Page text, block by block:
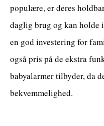
populære, er deres
daglig brug og kan holde
en god investering for
også pris på de ekstra
babyalarmer tilbyder, da
bekvemmelighed.